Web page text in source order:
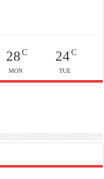
28C
MON
24C
TUE